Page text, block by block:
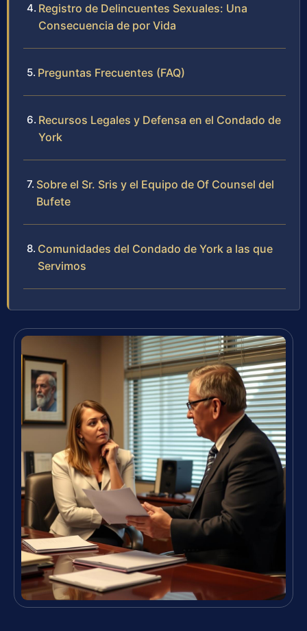
Registro de Delincuentes Sexuales: Una
Consecuencia de por Vida
Preguntas Frecuentes (FAQ)
Recursos Legales y Defensa en el Condado de
York
Sobre el Sr. Sris y el Equipo de Of Counsel del
Bufete
Comunidades del Condado de York a las que
Servimos